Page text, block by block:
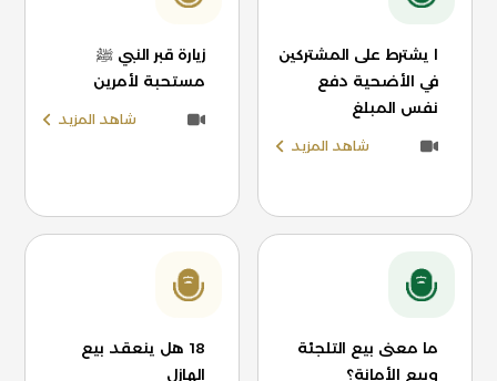
ا يشترط على المشتركين
في الأضحية دفع
نفس المبلغ
شاهد المزيد
زيارة قبر النبي ﷺ
مستحبة لأمرين
شاهد المزيد
ما معنى بيع التلجئة
وبيع الأمانة؟
18 هل ينعقد بيع
الهازل